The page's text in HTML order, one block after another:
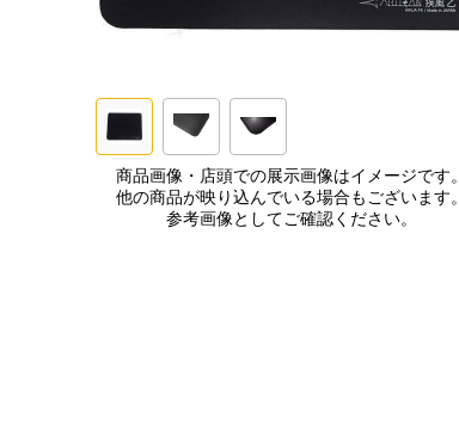
商品画像・店頭での展示画像はイメージです。
他の商品が映り込んでいる場合もございます。
参考画像としてご確認ください。